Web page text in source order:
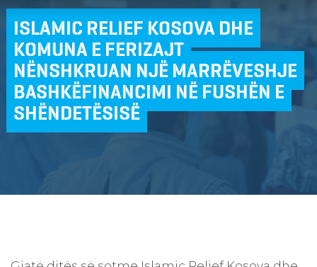
ISLAMIC RELIEF KOSOVA DHE
KOMUNA E FERIZAJT
NËNSHKRUAN NJË MARRËVESHJE
BASHKËFINANCIMI NË FUSHËN E
SHËNDETËSISË